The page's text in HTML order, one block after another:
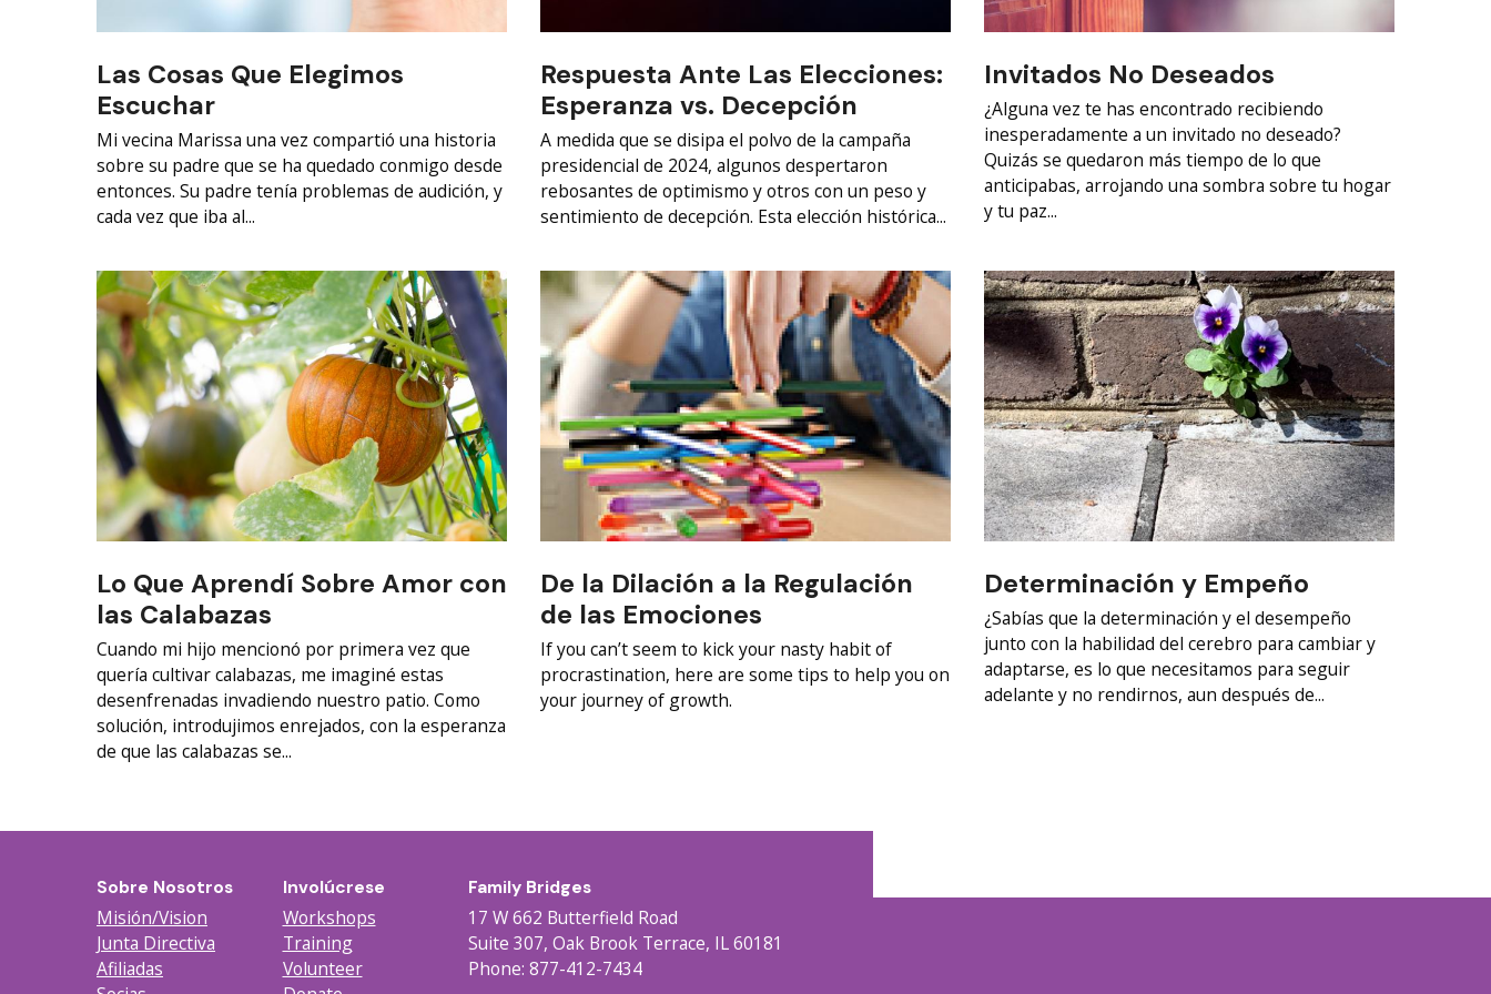
Las Cosas Que Elegimos
Escuchar
Mi vecina Marissa una vez compartió una historia
sobre su padre que se ha quedado conmigo desde
entonces. Su padre tenía problemas de audición, y
cada vez que iba al...
Respuesta Ante Las Elecciones:
Esperanza vs. Decepción
A medida que se disipa el polvo de la campaña
presidencial de 2024, algunos despertaron
rebosantes de optimismo y otros con un peso y
sentimiento de decepción. Esta elección histórica...
Invitados No Deseados
¿Alguna vez te has encontrado recibiendo
inesperadamente a un invitado no deseado?
Quizás se quedaron más tiempo de lo que
anticipabas, arrojando una sombra sobre tu hogar
y tu paz...
Lo Que Aprendí Sobre Amor con
las Calabazas
Cuando mi hijo mencionó por primera vez que
quería cultivar calabazas, me imaginé estas
desenfrenadas invadiendo nuestro patio. Como
solución, introdujimos enrejados, con la esperanza
de que las calabazas se...
De la Dilación a la Regulación
de las Emociones
If you can’t seem to kick your nasty habit of
procrastination, here are some tips to help you on
your journey of growth.
Determinación y Empeño
¿Sabías que la determinación y el desempeño
junto con la habilidad del cerebro para cambiar y
adaptarse, es lo que necesitamos para seguir
adelante y no rendirnos, aun después de...
Sobre Nosotros
Misión/Vision
Junta Directiva
Afiliadas
Involúcrese
Workshops
Training
Volunteer
Family Bridges
17 W 662 Butterfield Road
Suite 307, Oak Brook Terrace, IL 60181
Phone: 877-412-7434